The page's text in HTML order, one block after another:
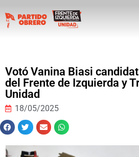
Votó Vanina Biasi
del Frente de Izquierda y
Unidad
18/05/2025